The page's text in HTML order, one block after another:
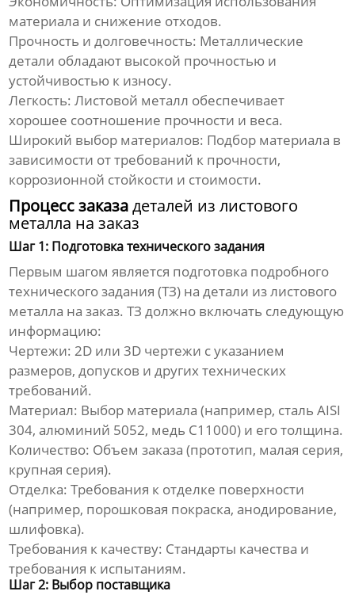
материала и снижение отходов.
Прочность и долговечность: Металлические
детали обладают высокой прочностью и
устойчивостью к износу.
Легкость: Листовой металл обеспечивает
хорошее соотношение прочности и веса.
Широкий выбор материалов: Подбор материала в
зависимости от требований к прочности,
коррозионной стойкости и стоимости.
Процесс заказадеталей из листового
металла на заказ
Шаг 1: Подготовка технического задания
Первым шагом является подготовка подробного
технического задания (ТЗ) надетали из листового
металла на заказ. ТЗ должно включать следующую
информацию:
Чертежи: 2D или 3D чертежи с указанием
размеров, допусков и других технических
требований.
Материал: Выбор материала (например, сталь AISI
304, алюминий 5052, медь C11000) и его толщина.
Количество: Объем заказа (прототип, малая серия,
крупная серия).
Отделка: Требования к отделке поверхности
(например, порошковая покраска, анодирование,
шлифовка).
Требования к качеству: Стандарты качества и
требования к испытаниям.
Шаг 2: Выбор поставщика